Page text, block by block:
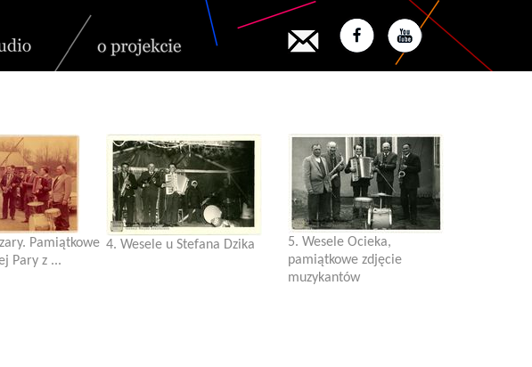
Pamiątkowe
Pary z ...
4. Wesele u Stefana Dzika
5. Wesele Ocieka,
pamiątkowe zdjęcie
muzykantów